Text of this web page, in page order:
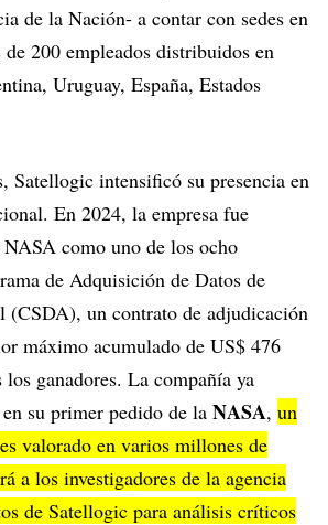
de la Nación- a contar con sedes en
200 empleados distribuidos en
Uruguay, España, Estados
Satellogic intensificó su presencia en
En 2024, la empresa fue
como uno de los ocho
de Adquisición de Datos de
(CSDA), un contrato de adjudicación
máximo acumulado de US$ 476
ganadores. La compañía ya
su primer pedido de la NASA, un
valorado en varios millones de
a los investigadores de la agencia
de Satellogic para análisis críticos